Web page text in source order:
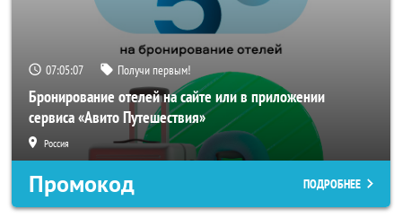
07:05:07 Получи первым!
Бронирование отелей на сайте или в приложении
сервиса «Авито Путешествия»
Россия
Промокод ПОДРОБНЕЕ